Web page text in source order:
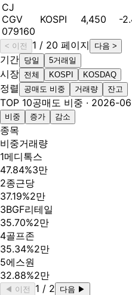
CJ
CGV
079160
KOSPI 4,450 -
< 이전 1 / 20 페이지 다음 >
기간 당일 5거래일
시장 전체 KOSPI KOSDAQ
정렬 공매도 비중 거래량 잔고
TOP 10공매도 비중 · 2026-
비중 증가 감소
종목
비중거래량
1메디톡스
47.84%3만
2종근당
37.19%2만
3BGF리테일
35.70%2만
4골프존
35.34%2만
5에스원
32.88%2만
◀ 이전 1 / 2 다음 ▶